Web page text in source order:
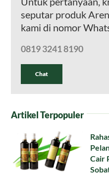
seputar produk
kami di nomor
0819 3241 8190
Chat
Artikel Terpopuler
Cair